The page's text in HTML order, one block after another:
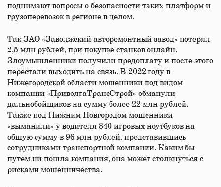
поднимают вопросы о безопасности таких платформ и
грузоперевозок в регионе в целом.
Так ЗАО «Заволжский авторемонтный завод» потерял
2,5 млн рублей, при покупке станков онлайн.
Злоумышленники получили предоплату и после этого
перестали выходить на связь. В 2022 году в
Нижегородской области мошенники под видом
компании «ПриволгаТрансСтрой» обманули
дальнобойщиков на сумму более 22 млн рублей.
Также под Нижним Новгородом мошенники
«выманили» у водителя 840 игровых ноутбуков на
общую сумму в 96 млн рублей, представившись
сотрудниками транспортной компании. Каким бы
путем ни пошла компания, она может столкнуться с
рисками мошенничества.